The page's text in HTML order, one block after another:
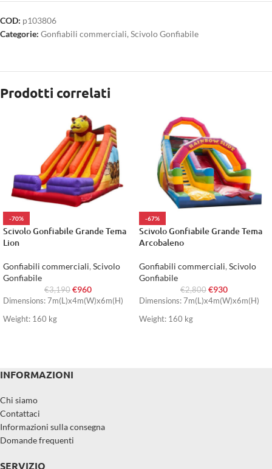
COD: p103806
Categorie: Gonfiabili commerciali, Scivolo Gonfiabile
Prodotti correlati
-70%
Scivolo Gonfiabile Grande Tema
Lion
Gonfiabili commerciali, Scivolo
Gonfiabile
€3,190 €960
Dimensions: 7m(L)x4m(W)x6m(H)
Weight: 160 kg
-67%
Scivolo Gonfiabile Grande Tema
Arcobaleno
Gonfiabili commerciali, Scivolo
Gonfiabile
€2,800 €930
Dimensions: 7m(L)x4m(W)x6m(H)
Weight: 160 kg
INFORMAZIONI
Chi siamo
Contattaci
Informazioni sulla consegna
Domande frequenti
SERVIZIO